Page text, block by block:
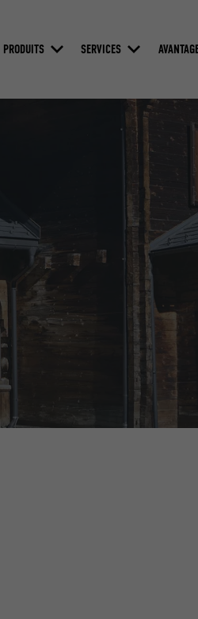
PRODUITS SERVICES